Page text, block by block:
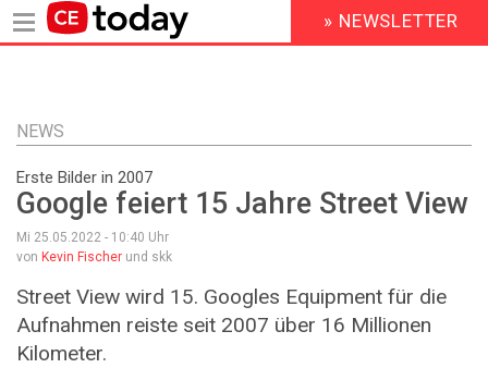
Inhalt
HEADER
MENU
» NEWSLETTER
NEWS
Erste Bilder in 2007
Google feiert 15 Jahre Street View
Mi 25.05.2022 - 10:40 Uhr
von Kevin Fischer und skk
Street View wird 15. Googles Equipment für die
Aufnahmen reiste seit 2007 über 16 Millionen
Kilometer.